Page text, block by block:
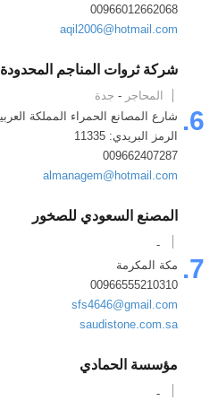
00966012662068
aqil2006@hotmail.com
6.
شركة ثروات المناجم المحدودة
المحاجر - جدة
الرمز البريدي: 11335
009662407287
almanagem@hotmail.com
7.
المصنع السعودي للصخور
-
مكة المكرمة
00966555210310
sfs4646@gmail.com
saudistone.com.sa
مؤسسة الحمادي
-